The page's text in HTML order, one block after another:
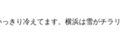
きり冷えてます。横浜は雪がチラリ